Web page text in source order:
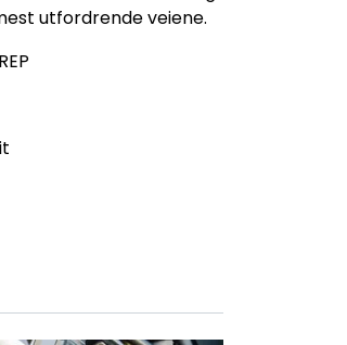
utfordrende veiene.